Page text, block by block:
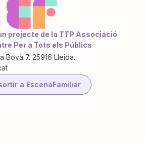
projecte de la TTP Associació
Per a Tots els Públics
Bovà 7. 25916 Lleida.
a EscenaFamiliar